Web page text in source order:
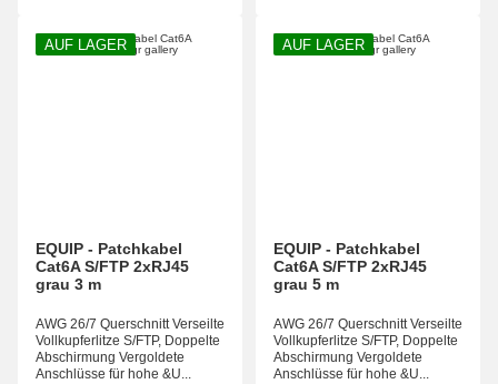
AUF LAGER
EQUIP - Patchkabel
Cat6A S/FTP 2xRJ45
grau 3 m
AWG 26/7 Querschnitt Verseilte
Vollkupferlitze S/FTP, Doppelte
Abschirmung Vergoldete
Anschlüsse für hohe &U...
AUF LAGER
EQUIP - Patchkabel
Cat6A S/FTP 2xRJ45
grau 5 m
AWG 26/7 Querschnitt Verseilte
Vollkupferlitze S/FTP, Doppelte
Abschirmung Vergoldete
Anschlüsse für hohe &U...